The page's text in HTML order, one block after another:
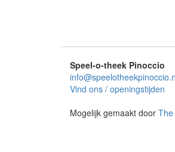
Speel-o-theek Pinoccio
Vind ons / openingstijden
Mogelijk gemaakt door